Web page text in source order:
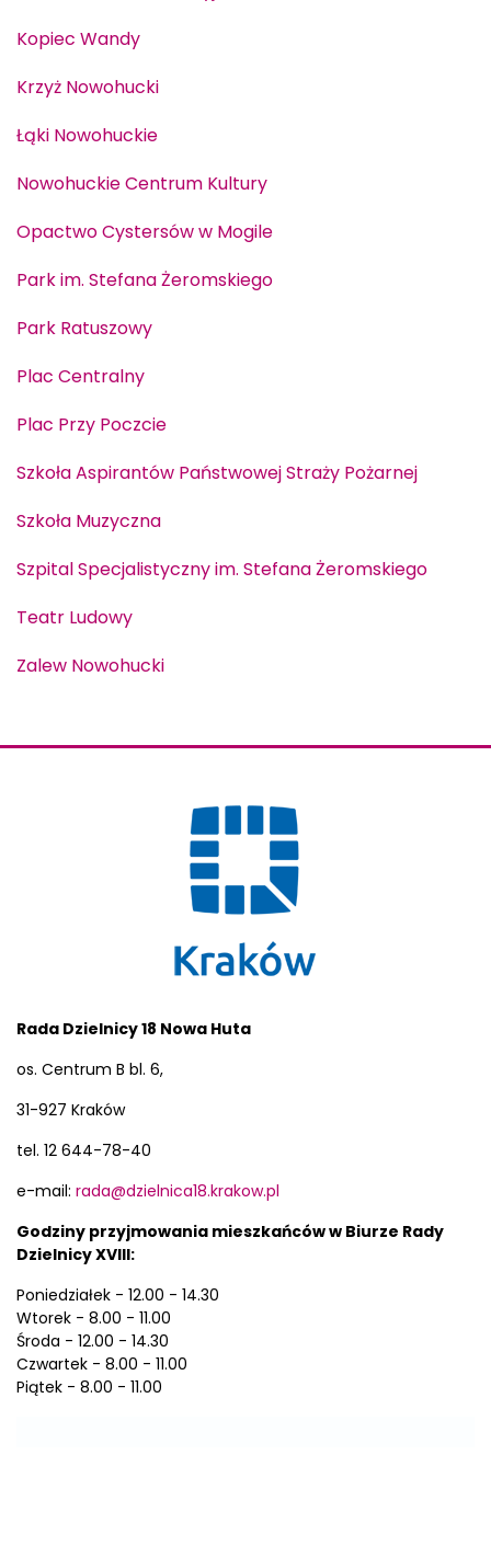
Kopiec Wandy
Krzyż Nowohucki
Łąki Nowohuckie
Nowohuckie Centrum Kultury
Opactwo Cystersów w Mogile
Park im. Stefana Żeromskiego
Park Ratuszowy
Plac Centralny
Plac Przy Poczcie
Szkoła Aspirantów Państwowej Straży Pożarnej
Szkoła Muzyczna
Szpital Specjalistyczny im. Stefana Żeromskiego
Teatr Ludowy
Zalew Nowohucki
Rada Dzielnicy 18 Nowa Huta
os. Centrum B bl. 6,
31-927 Kraków
tel. 12 644-78-40
e-mail: rada@dzielnica18.krakow.pl
Godziny przyjmowania mieszkańców w Biurze Rady
Dzielnicy XVIII:
Poniedziałek - 12.00 - 14.30
Wtorek - 8.00 - 11.00
Środa - 12.00 - 14.30
Czwartek - 8.00 - 11.00
Piątek - 8.00 - 11.00